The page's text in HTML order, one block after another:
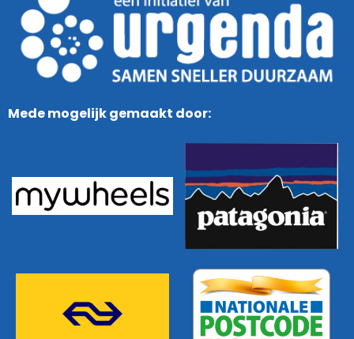
Mede mogelijk gemaakt door: